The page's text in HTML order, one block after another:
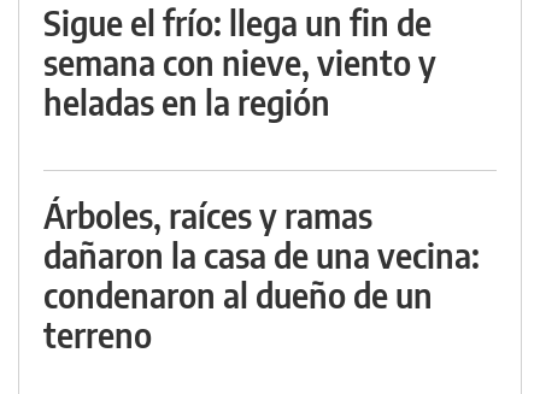
Sigue el frío: llega un fin de
semana con nieve, viento y
heladas en la región
Árboles, raíces y ramas
dañaron la casa de una vecina:
condenaron al dueño de un
terreno